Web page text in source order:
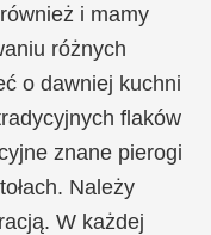
i mamy
różnych
o dawniej kuchni
flaków
znane pierogi
Należy
W każdej